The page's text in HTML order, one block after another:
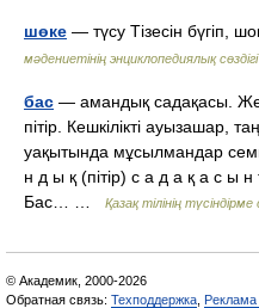
шөке — түсу Тізесін бүгіп,
мәдениетінің энциклопедиялық сөздігі
бас — амандық садақасы.
пітір. Кешкілікті ауызашар,
уақытында мұсылмандар
н д ы қ (пітір) с а д а қ а с ы н
Бас… …
Қазақ тілінің түсіндірме
© Академик, 2000-2026
Обратная связь: Техподдержка Реклама